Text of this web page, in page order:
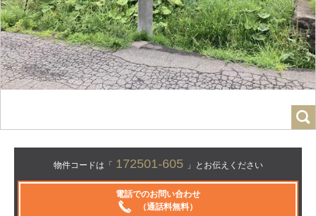
物件コードは「 172501-605 」とお伝えください
電話でのお問い合わせ
（通話料無料）